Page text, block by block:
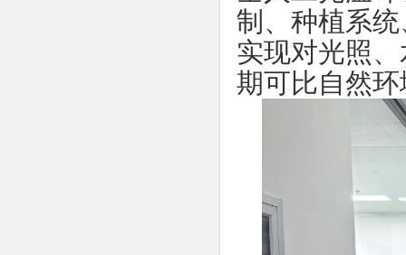
制、种植系
实现对光照
期可比自然